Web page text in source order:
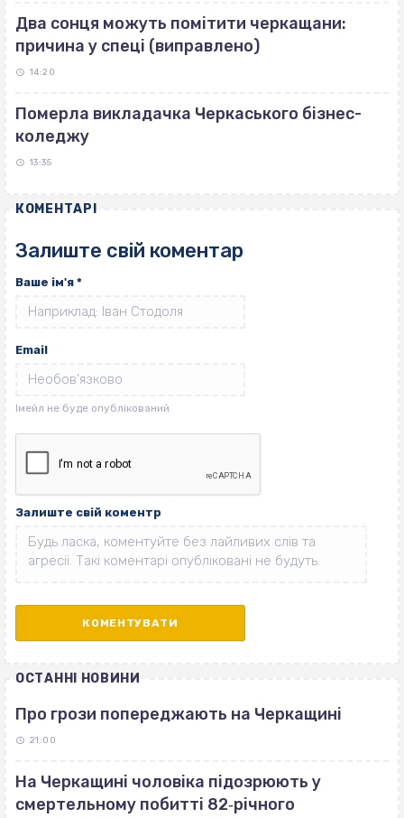
Два сонця можуть помітити черкащани:
причина у спеці (виправлено)
14:20
Померла викладачка Черкаського бізнес-
коледжу
13:35
КОМЕНТАРІ
Залиште свій коментар
Ваше ім'я *
Email
Залиште свій коментр
ОСТАННІ НОВИНИ
Про грози попереджають на Черкащині
21:00
На Черкащині чоловіка підозрюють у
смертельному побитті 82‐річного